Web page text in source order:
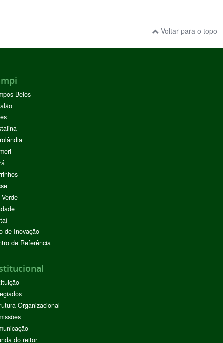
Voltar para o topo
Belos
de Inovação
de Referência
Organizacional
do reitor